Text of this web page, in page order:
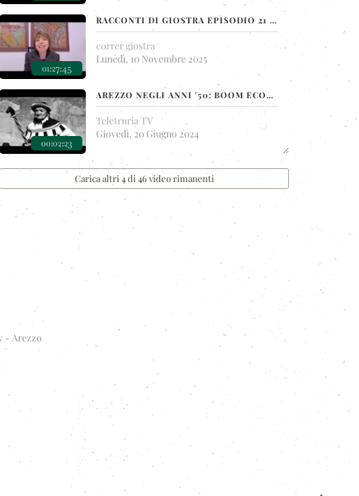
01:27:45
RACCONTI DI GIOSTRA EPISODIO 21 VITTORIO FARSETTI L'INVINCIBILE
correr giostra
Lunedì, 10 Novembre 2025
00:02:23
AREZZO NEGLI ANNI '50: BOOM ECONOMICO, INFRASTRUTTURE E GIOSTRA DEL SARACINO
Teletruria TV
Giovedì, 20 Giugno 2024
Carica altri 4 di 46 video rimanenti
- Arezzo